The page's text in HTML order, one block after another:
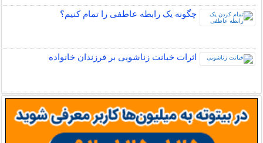
چگونه یک رابطه عاطفی را تمام کنیم؟
اثرات خیانت زناشویی بر فرزندان خانواده